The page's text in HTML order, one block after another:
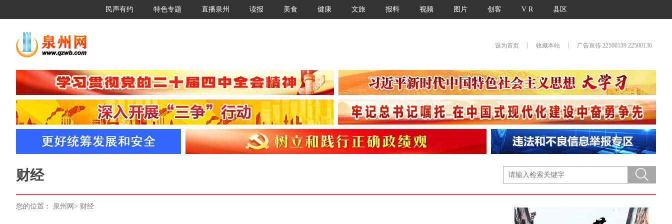
民声有约 特色专题 直播泉州 读报 美食 健康 文旅 报料 视频 图片 创客 V R 县区
设为首页 收藏本站 广告宣传 22500139 22500136
财经
您的位置： 泉州网 > 财经